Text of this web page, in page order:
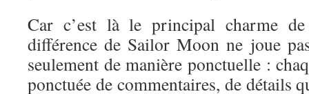
Car c’est là le principal charme
différence de Sailor Moon ne joue
seulement de manière ponctuelle :
ponctuée de commentaires, de détails